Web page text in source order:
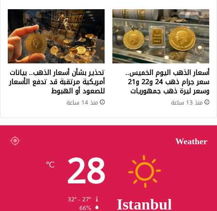
الاتحاد
الأوروبي
لكرة
القدم)
-
آخر
الأخبار
الرياضية
أسعار الذهب اليوم الخميس..
سعر جرام ذهب 24 و22 و21
وسعر ليرة ذهب جمهوريات
منذ 13 ساعة
تحذير بشأن أسعار الذهب.. بيانات
أمريكية مرتقبة قد تدفع الأسعار
للصعود أو الهبوط
منذ 14 ساعة
Weather
Istanbul
28
℃
66%